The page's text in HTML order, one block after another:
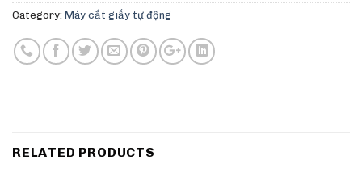
Category: Máy cắt giấy tự động
RELATED PRODUCTS